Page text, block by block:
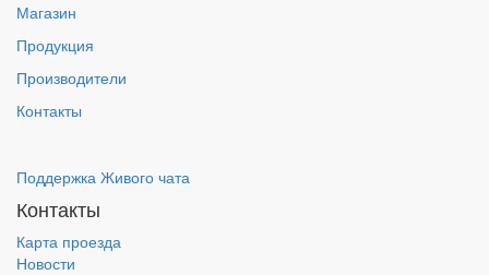
Магазин
Продукция
Производители
Контакты
Поддержка Живого чата
Контакты
Карта проезда
Новости